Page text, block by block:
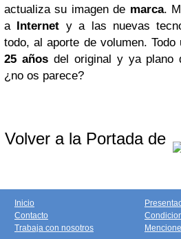
actualiza su imagen de marca.
a Internet y a las nuevas
todo, al aporte de volumen. Todo
25 añosdel original y ya plano
¿no os parece?
Volver a la Portada de
Inicio
Contacto
Trabaja con nosotros